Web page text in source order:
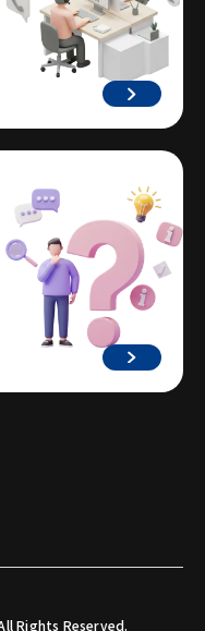
Rights Reserved.